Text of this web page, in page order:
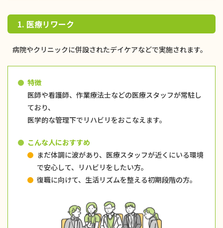
1. 医療リワーク
病院やクリニックに併設されたデイケアなどで実施されます。
特徴
医師や看護師、作業療法士などの医療スタッフが常駐し
ており、
医学的な管理下でリハビリをおこなえます。
こんな人におすすめ
まだ体調に波があり、医療スタッフが近くにいる環境
で安心して、リハビリをしたい方。
復職に向けて、生活リズムを整える初期段階の方。